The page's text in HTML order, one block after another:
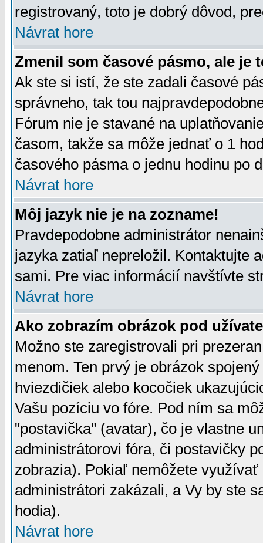
registrovaný, toto je dobrý dôvod,
Návrat hore
Zmenil som časové pásmo, ale je
Ak ste si istí, že ste zadali časové
správneho, tak tou
Fórum nie je stavané na
časom, takže sa môže jednať o 1
časového pásma o jednu hodinu po
Návrat hore
Môj jazyk nie je na zozname!
Pravdepodobne administrátor
jazyka zatiaľ nepreložil. Kontaktujte
sami. Pre viac informácií navštívte
Návrat hore
Ako zobrazím obrázok pod
Možno ste zaregistrovali pri
menom. Ten prvý je obrázok
hviezdičiek alebo kocočiek
Vašu pozíciu vo fóre. Pod ním sa
"postavička" (avatar), čo je vlastne
administrátorovi fóra, či postavičky
zobrazia). Pokiaľ nemôžete
administrátori zakázali, a Vy by ste
hodia).
Návrat hore